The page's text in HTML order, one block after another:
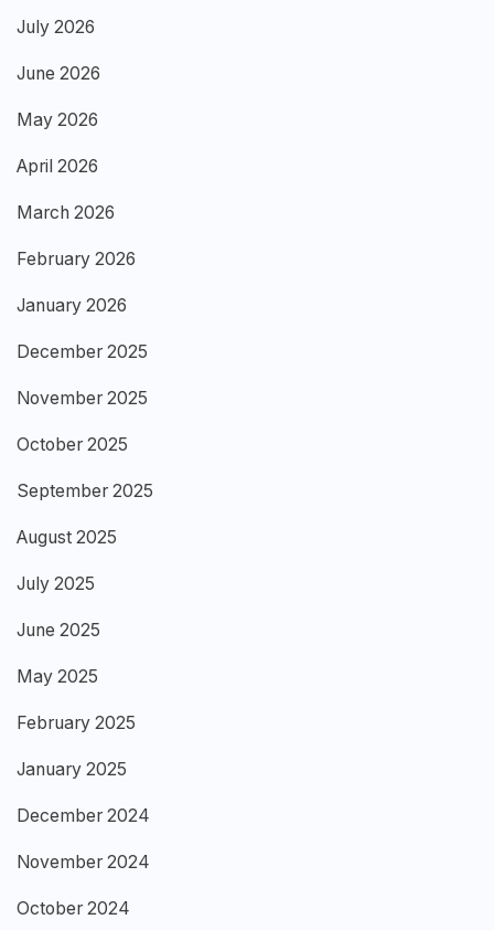
July 2026
June 2026
May 2026
April 2026
March 2026
February 2026
January 2026
December 2025
November 2025
October 2025
September 2025
August 2025
July 2025
June 2025
May 2025
February 2025
January 2025
December 2024
November 2024
October 2024